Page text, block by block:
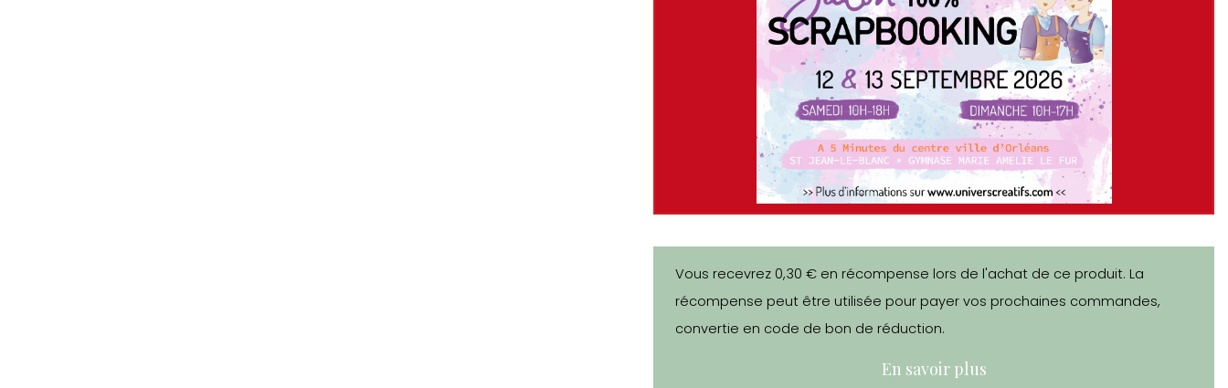
Vous recevrez 0,30 € en récompense lors de l'achat de ce produit. La
récompense peut être utilisée pour payer vos prochaines commandes,
convertie en code de bon de réduction.
En savoir plus